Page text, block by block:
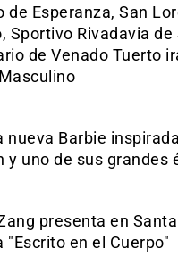
de Esperanza, San
Sportivo Rivadavia de
de Venado Tuerto
nueva Barbie
y uno de sus grandes
presenta en
"Escrito en el Cuerpo"